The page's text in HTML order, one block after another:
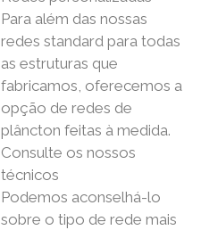
Para além das nossas
redes standard para todas
as estruturas que
fabricamos, oferecemos a
opção de redes de
plâncton feitas à medida.
Consulte os nossos
técnicos
Podemos aconselhá-lo
sobre o tipo de rede mais